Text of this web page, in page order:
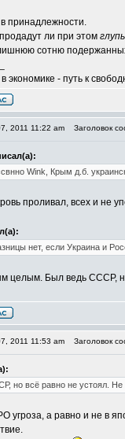
принадлежности.
ли при этом
сотню
экономике - путь к
2011 11:22 am Заголовок
Wink, Крым д.б.
проливал, всех и не
нет, если Украина и
целым. Был ведь СССР,
2011 11:53 am Заголовок
но всё равно не устоял. Не
угроза, а равно и не в